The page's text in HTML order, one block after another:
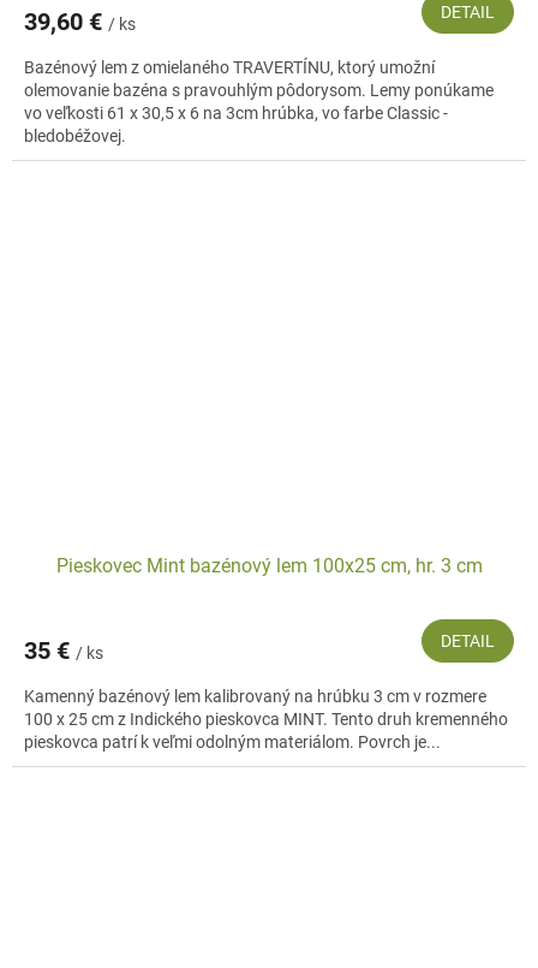
39,60 € / ks
DETAIL
Bazénový lem z omielaného TRAVERTÍNU, ktorý umožní
olemovanie bazéna s pravouhlým pôdorysom. Lemy ponúkame
vo veľkosti 61 x 30,5 x 6 na 3cm hrúbka, vo farbe Classic -
bledobéžovej.
Pieskovec Mint bazénový lem 100x25 cm, hr. 3 cm
35 € / ks
DETAIL
Kamenný bazénový lem kalibrovaný na hrúbku 3 cm v rozmere
100 x 25 cm z Indického pieskovca MINT. Tento druh kremenného
pieskovca patrí k veľmi odolným materiálom. Povrch je...